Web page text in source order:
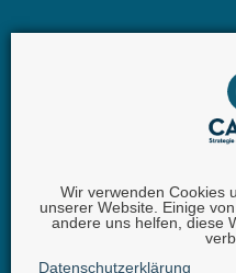
Wir verwenden Cookies
unserer Website. Einige
andere uns helfen, diese
Datenschutzerklärung
Carta GmbH |
+49 (0) 62 32